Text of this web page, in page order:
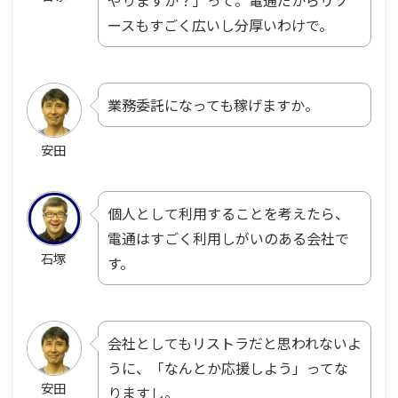
ースもすごく広いし分厚いわけで。
安田
業務委託になっても稼げますか。
石塚
個人として利用することを考えたら、
電通はすごく利用しがいのある会社で
す。
安田
会社としてもリストラだと思われないよ
うに、「なんとか応援しよう」ってな
りますし。